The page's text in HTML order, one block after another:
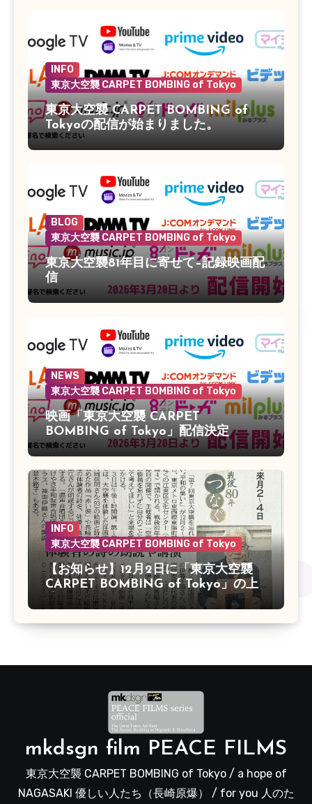
INFO
東京大空襲 CARPET BOMBING of Tokyo
東京大空襲 CARPET BOMBING of
Tokyoの配信が始まりました。
BLOG
東京大空襲 CARPET BOMBING of Tokyo
東京大空襲81年目に寄せて–記録映画配
信
NEWS
東京大空襲 CARPET BOMBING of Tokyo
映画「東京大空襲 CARPET
BOMBING of Tokyo」配信決定
INFO
東京大空襲 CARPET BOMBING of Tokyo
【お知らせ】12月2日に「東京大空襲
CARPET BOMBING of Tokyo」の上
映会があります
mkdsgn film PEACE FILMS
東京大空襲 CARPET BOMBING of Tokyo / a hope of
NAGASAKI 優しい人たち（長崎原爆） / for you 人のた